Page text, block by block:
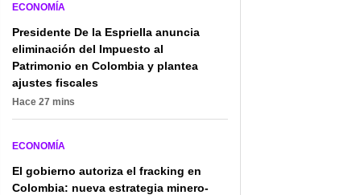
ECONOMÍA
Presidente De la Espriella anuncia
eliminación del Impuesto al
Patrimonio en Colombia y plantea
ajustes fiscales
Hace 27 mins
ECONOMÍA
El gobierno autoriza el fracking en
Colombia: nueva estrategia minero-